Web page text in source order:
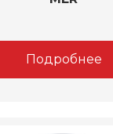
Подробнее